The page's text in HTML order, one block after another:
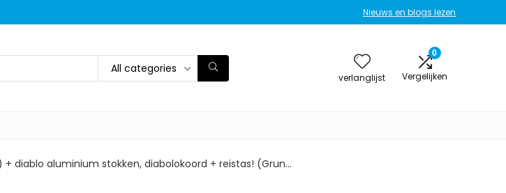
Nieuws en blogs lezen
All categories
verlanglijst
0
Vergelijken
diablo aluminium stokken, diabolokoord + reistas! (Grun…